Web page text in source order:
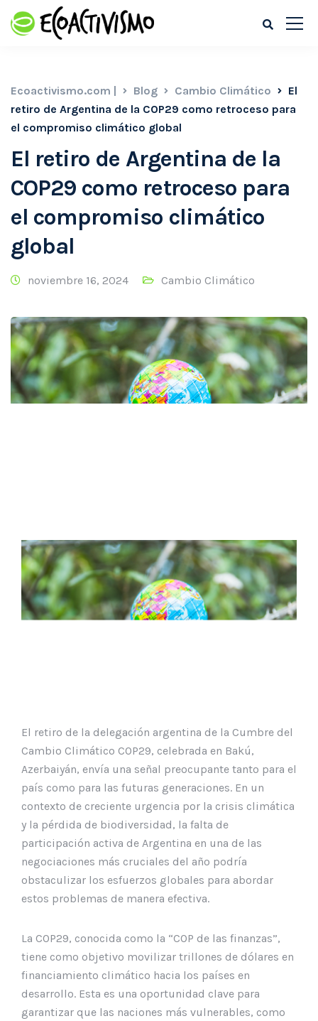
Ecoactivismo.com | Blog Cambio Climático
El
retiro de Argentina de la COP29 como retroceso para
el compromiso climático global
El retiro de Argentina de la
COP29 como retroceso para
el compromiso climático
global
noviembre 16, 2024 Cambio Climático
El retiro de la delegación argentina de la Cumbre del
Cambio Climático COP29, celebrada en Bakú,
Azerbaiyán, envía una señal preocupante tanto para el
país como para las futuras generaciones. En un
contexto de creciente urgencia por la crisis climática
y la pérdida de biodiversidad, la falta de
participación activa de Argentina en una de las
negociaciones más cruciales del año podría
obstaculizar los esfuerzos globales para abordar
estos problemas de manera efectiva.
La COP29, conocida como la “COP de las finanzas”,
tiene como objetivo movilizar trillones de dólares en
financiamiento climático hacia los países en
desarrollo. Esta es una oportunidad clave para
garantizar que las naciones más vulnerables, como